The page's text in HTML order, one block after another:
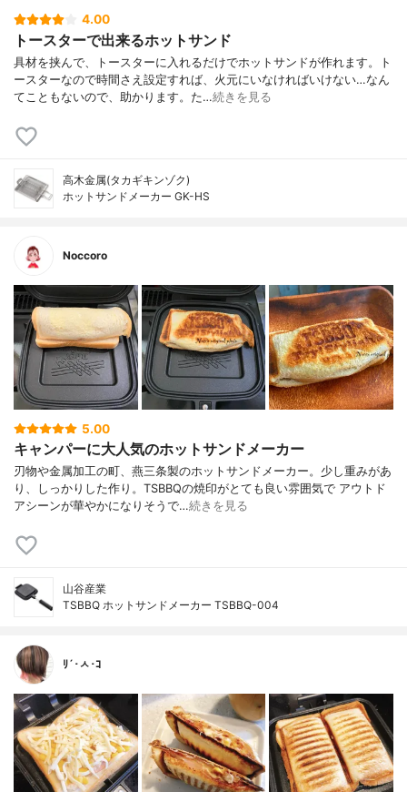
4.00
トースターで出来るホットサンド
具材を挟んで、トースターに入れるだけでホットサンドが作れます。ト
ースターなので時間さえ設定すれば、火元にいなければいけない…なん
てこともないので、助かります。た…続きを見る
高木金属(タカギキンゾク)
ホットサンドメーカー GK-HS
Noccoro
5.00
キャンパーに大人気のホットサンドメーカー
刃物や金属加工の町、燕三条製のホットサンドメーカー。少し重みがあ
り、しっかりした作り。TSBBQの焼印がとても良い雰囲気で アウトド
アシーンが華やかになりそうで…続きを見る
山谷産業
TSBBQ ホットサンドメーカー TSBBQ-004
ﾘ´･ㅅ･ｺ